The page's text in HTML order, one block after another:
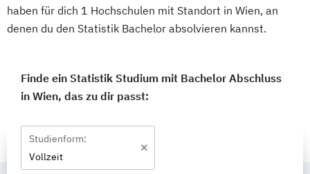
haben für dich 1 Hochschulen mit Standort in Wien, an
denen du den Statistik Bachelor absolvieren kannst.
Finde ein Statistik Studium mit Bachelor Abschluss
in Wien, das zu dir passt:
Studienform:
Vollzeit